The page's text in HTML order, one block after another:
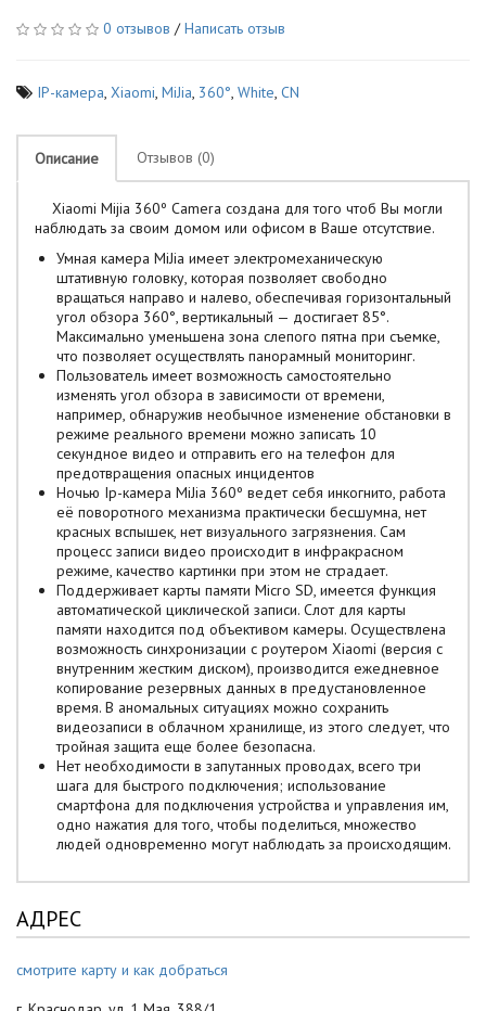
0 отзывов /Написать отзыв
IP-камера, Xiaomi, MiJia, 360°, White, CN
Описание Отзывов (0)
Xiaomi Mijia 360º Camera создана для того чтоб Вы могли
наблюдать за своим домом или офисом в Ваше отсутствие.
Умная камера MiJia имеет электромеханическую
штативную головку, которая позволяет свободно
вращаться направо и налево, обеспечивая горизонтальный
угол обзора 360°, вертикальный — достигает 85°.
Максимально уменьшена зона слепого пятна при съемке,
что позволяет осуществлять панорамный мониторинг.
Пользователь имеет возможность самостоятельно
изменять угол обзора в зависимости от времени,
например, обнаружив необычное изменение обстановки в
режиме реального времени можно записать 10
секундное видео и отправить его на телефон для
предотвращения опасных инцидентов
Ночью Ip-камера MiJia 360º ведет себя инкогнито, работа
её поворотного механизма практически бесшумна, нет
красных вспышек, нет визуального загрязнения. Сам
процесс записи видео происходит в инфракрасном
режиме, качество картинки при этом не страдает.
Поддерживает карты памяти Micro SD, имеется функция
автоматической циклической записи. Слот для карты
памяти находится под объективом камеры. Осуществлена
возможность синхронизации с роутером Xiaomi (версия с
внутренним жестким диском), производится ежедневное
копирование резервных данных в предустановленное
время. В аномальных ситуациях можно сохранить
видеозаписи в облачном хранилище, из этого следует, что
тройная защита еще более безопасна.
Нет необходимости в запутанных проводах, всего три
шага для быстрого подключения; использование
смартфона для подключения устройства и управления им,
одно нажатия для того, чтобы поделиться, множество
людей одновременно могут наблюдать за происходящим.
АДРЕС
смотрите карту и как добраться